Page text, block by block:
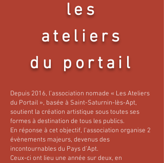
les
ateliers
du portail
Depuis 2016, l’association nomade « Les Ateliers
du Portail », basée à Saint-Saturnin-lès-Apt,
soutient la création artistique sous toutes ses
formes à destination de tous les publics.
En réponse à cet objectif, l’association organise 2
évènements majeurs, devenus des
incontournables du Pays d’Apt.
Ceux-ci ont lieu une année sur deux, en